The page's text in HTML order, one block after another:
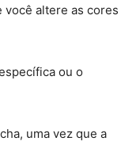
altere as cores
ou o
uma vez que a